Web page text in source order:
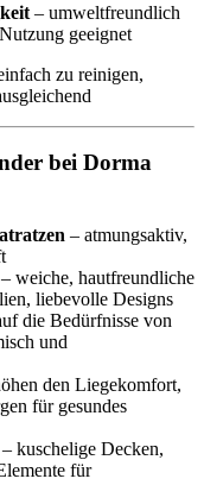
– umweltfreundlich
geeignet
zu reinigen,
bei Dorma
– atmungsaktiv,
– weiche, hautfreundliche
liebevolle Designs
die Bedürfnisse von
und
den Liegekomfort,
für gesundes
– kuschelige Decken,
für